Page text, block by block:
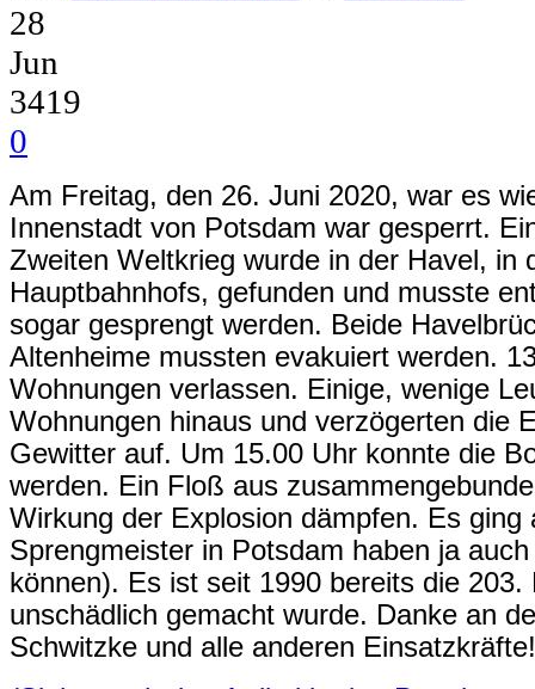
28
Jun
3419
0
Am Freitag, den 26. Juni 2020, war es
Innenstadt von Potsdam war gesperrt.
Zweiten Weltkrieg wurde in der Havel, in
Hauptbahnhofs, gefunden und musste
sogar gesprengt werden. Beide
Altenheime mussten evakuiert werden.
Wohnungen verlassen. Einige, wenige
Wohnungen hinaus und verzögerten die
Gewitter auf. Um 15.00 Uhr konnte die
werden. Ein Floß aus
Wirkung der Explosion dämpfen. Es ging
Sprengmeister in Potsdam haben ja
können). Es ist seit 1990 bereits die
unschädlich gemacht wurde. Danke an
Schwitzke und alle anderen Einsatzkräfte!